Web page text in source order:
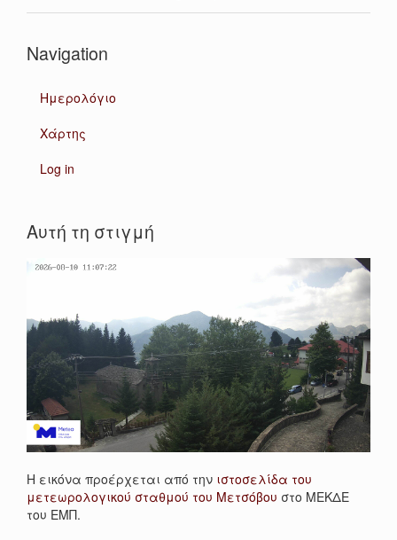
Navigation
Ημερολόγιο
Χάρτης
Log in
Αυτή τη στιγμή
Η εικόνα προέρχεται από την ιστοσελίδα του
μετεωρολογικού σταθμού του Μετσόβου στο ΜΕΚΔΕ
του ΕΜΠ.